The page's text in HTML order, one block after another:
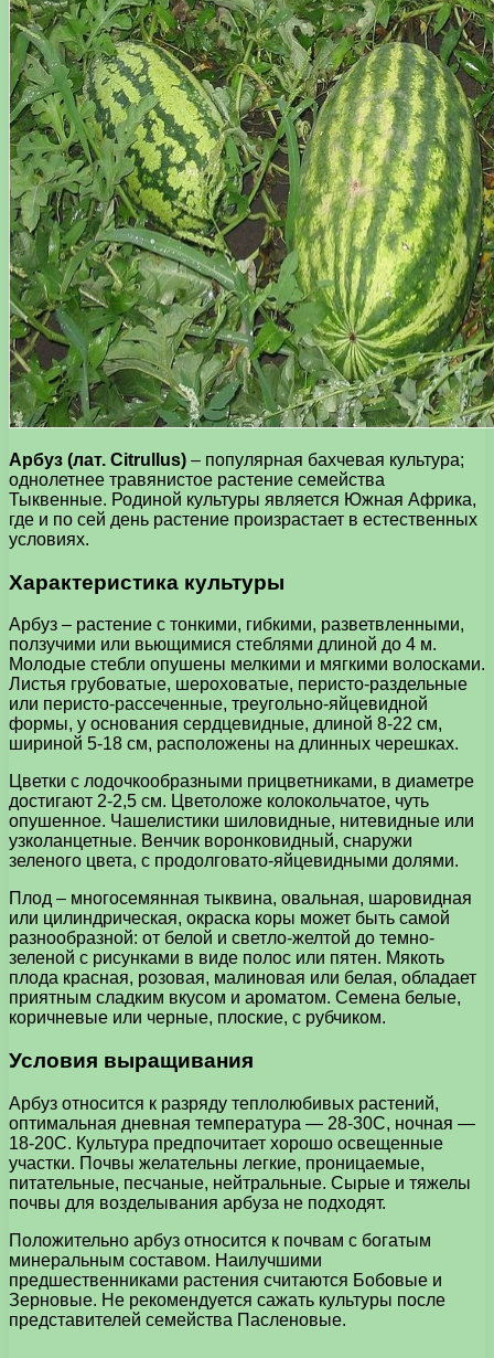
Арбуз (лат. Citrullus) – популярная бахчевая культура;
однолетнее травянистое растение семейства
Тыквенные. Родиной культуры является Южная Африка,
где и по сей день растение произрастает в естественных
условиях.
Характеристика культуры
Арбуз – растение с тонкими, гибкими, разветвленными,
ползучими или вьющимися стеблями длиной до 4 м.
Молодые стебли опушены мелкими и мягкими волосками.
Листья грубоватые, шероховатые, перисто-раздельные
или перисто-рассеченные, треугольно-яйцевидной
формы, у основания сердцевидные, длиной 8-22 см,
шириной 5-18 см, расположены на длинных черешках.
Цветки с лодочкообразными прицветниками, в диаметре
достигают 2-2,5 см. Цветоложе колокольчатое, чуть
опушенное. Чашелистики шиловидные, нитевидные или
узколанцетные. Венчик воронковидный, снаружи
зеленого цвета, с продолговато-яйцевидными долями.
Плод – многосемянная тыквина, овальная, шаровидная
или цилиндрическая, окраска коры может быть самой
разнообразной: от белой и светло-желтой до темно-
зеленой с рисунками в виде полос или пятен. Мякоть
плода красная, розовая, малиновая или белая, обладает
приятным сладким вкусом и ароматом. Семена белые,
коричневые или черные, плоские, с рубчиком.
Условия выращивания
Арбуз относится к разряду теплолюбивых растений,
оптимальная дневная температура — 28-30С, ночная —
18-20С. Культура предпочитает хорошо освещенные
участки. Почвы желательны легкие, проницаемые,
питательные, песчаные, нейтральные. Сырые и тяжелы
почвы для возделывания арбуза не подходят.
Положительно арбуз относится к почвам с богатым
минеральным составом. Наилучшими
предшественниками растения считаются Бобовые и
Зерновые. Не рекомендуется сажать культуры после
представителей семейства Пасленовые.